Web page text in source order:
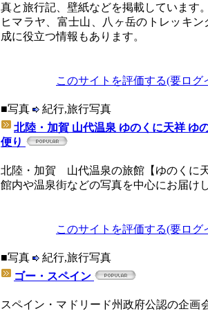
真と旅行記、壁紙などを掲載しています
ヒマラヤ、富士山、八ヶ岳のトレッキ
成に役立つ情報もあります。
このサイトを評価する(要ログ
■写真
紀行,旅行写真
北陸・加賀 山代温泉 ゆのくに天祥 ゆ
便り
北陸・加賀 山代温泉の旅館【ゆのくに
館内や温泉街などの写真を中心にお届け
このサイトを評価する(要ログ
■写真
紀行,旅行写真
ゴー・スペイン
スペイン・マドリード州政府公認の企画